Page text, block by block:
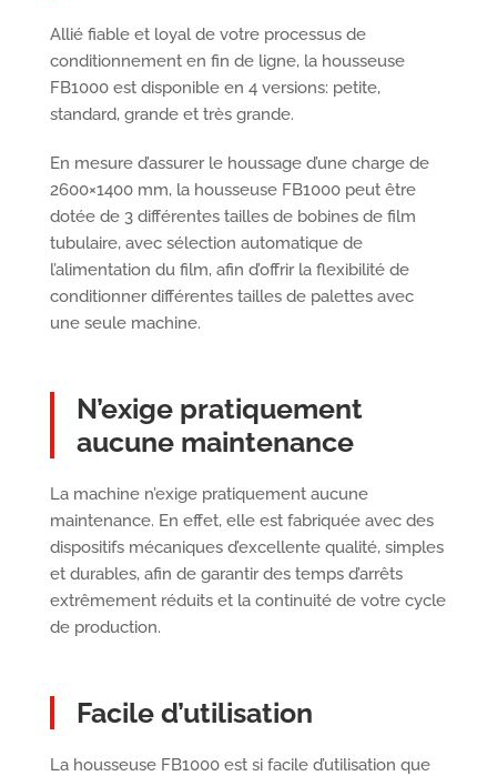
Allié fiable et loyal de votre processus de
conditionnement en fin de ligne, la housseuse
FB1000 est disponible en 4 versions: petite,
standard, grande et très grande.
En mesure d’assurer le houssage d’une charge de
2600×1400 mm, la housseuse FB1000 peut être
dotée de 3 différentes tailles de bobines de film
tubulaire, avec sélection automatique de
l’alimentation du film, afin d’offrir la flexibilité de
conditionner différentes tailles de palettes avec
une seule machine.
N’exige pratiquement
aucune maintenance
La machine n’exige pratiquement aucune
maintenance. En effet, elle est fabriquée avec des
dispositifs mécaniques d’excellente qualité, simples
et durables, afin de garantir des temps d’arrêts
extrêmement réduits et la continuité de votre cycle
de production.
Facile d’utilisation
La housseuse FB1000 est si facile d’utilisation que